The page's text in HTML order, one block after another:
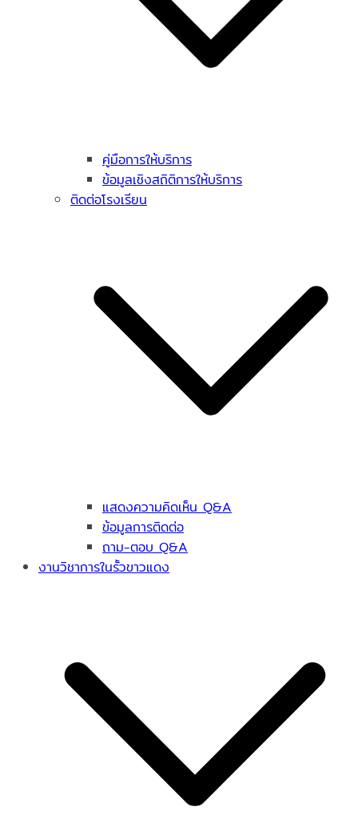
คู่มือการให้บริการ
ข้อมูลเชิงสถิติการให้บริการ
ติดต่อโรงเรียน
แสดงความคิดเห็น Q&A
ข้อมูลการติดต่อ
ถาม-ตอบ Q&A
งานวิชาการในรั้วขาวแดง